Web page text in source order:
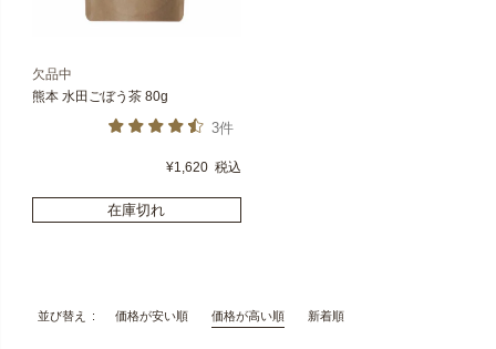
欠品中
熊本 水田ごぼう茶 80g
3件
¥1,620 税込
在庫切れ
並び替え 価格が安い順 価格が高い順 新着順